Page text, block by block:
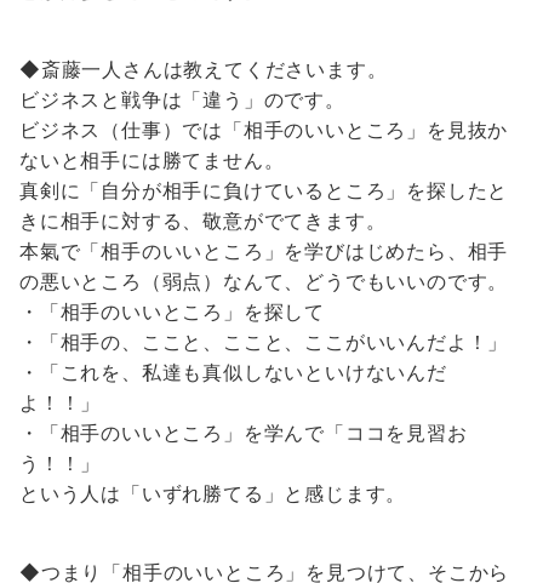
◆斎藤一人さんは教えてくださいます。
ビジネスと戦争は「違う」のです。
ビジネス（仕事）では「相手のいいところ」を見抜か
ないと相手には勝てません。
真剣に「自分が相手に負けているところ」を探したと
きに相手に対する、敬意がでてきます。
本氣で「相手のいいところ」を学びはじめたら、相手
の悪いところ（弱点）なんて、どうでもいいのです。
・「相手のいいところ」を探して
・「相手の、ここと、ここと、ここがいいんだよ！」
・「これを、私達も真似しないといけないんだ
よ！！」
・「相手のいいところ」を学んで「ココを見習お
う！！」
という人は「いずれ勝てる」と感じます。
◆つまり「相手のいいところ」を見つけて、そこから